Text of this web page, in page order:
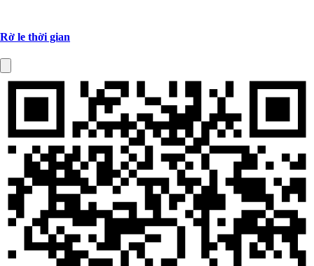
Rờ le thời gian